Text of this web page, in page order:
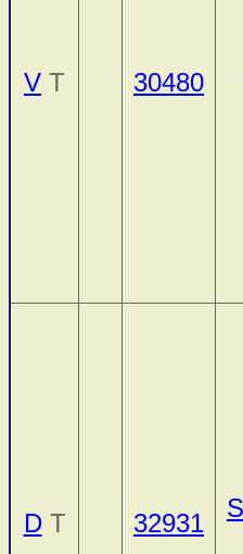
V T 30480
DT 32931